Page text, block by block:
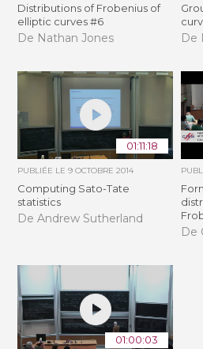
Distributions of Frobenius of
elliptic curves #6
De Nathan Jones De
01:11:18
PUBLIÉE LE9 OCTOBRE 2014
Computing Sato-Tate
statistics
De Andrew Sutherland
De
01:00:03